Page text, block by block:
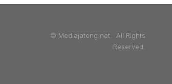
© Mediajateng.net. All Rights
Reserved.